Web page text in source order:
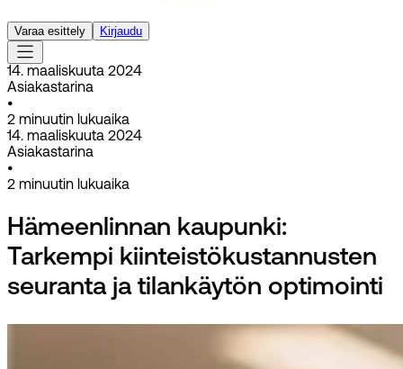
Varaa esittely Kirjaudu
14. maaliskuuta 2024
Asiakastarina
•
2 minuutin lukuaika
14. maaliskuuta 2024
Asiakastarina
•
2 minuutin lukuaika
Hämeenlinnan kaupunki:
Tarkempi kiinteistökustannusten
seuranta ja tilankäytön optimointi